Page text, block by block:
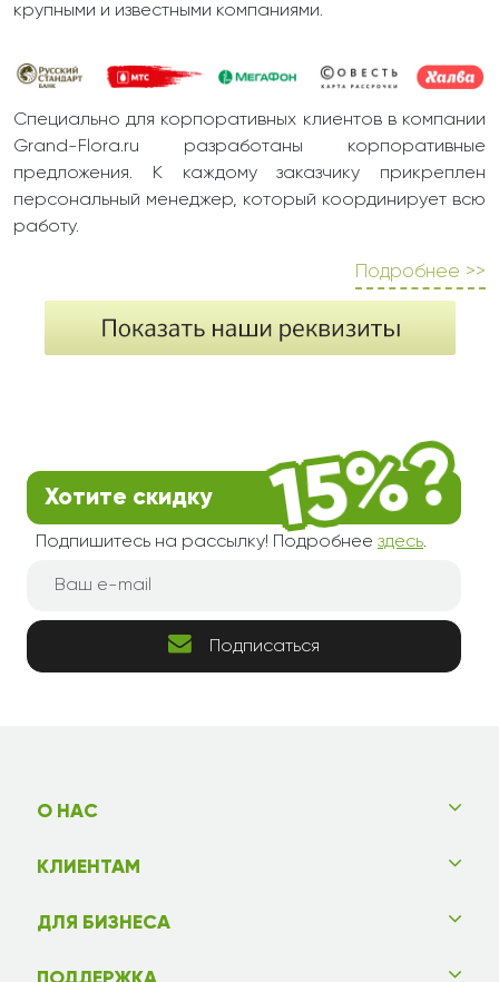
крупными и известными компаниями.
Специально для корпоративных клиентов в компании
Grand-Flora.ru разработаны корпоративные
предложения. К каждому заказчику прикреплен
персональный менеджер, который координирует всю
работу.
Подробнее >>
Хотите скидку
Подпишитесь на рассылку! Подробнее здесь.
Подписаться
О НАС
КЛИЕНТАМ
ДЛЯ БИЗНЕСА